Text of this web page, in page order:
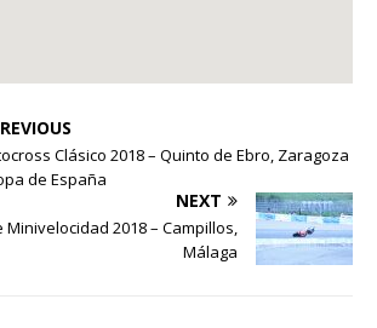
Clásico 2018 – Quinto de Ebro, Zaragoza
de España
NEXT
Minivelocidad 2018 – Campillos,
Málaga